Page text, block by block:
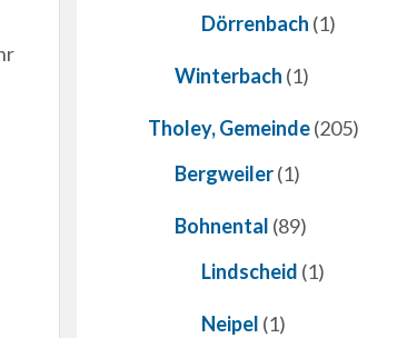
Dörrenbach (1)
Winterbach (1)
Tholey, Gemeinde(205)
Bergweiler(1)
Bohnental (89)
Lindscheid (1)
Neipel (1)